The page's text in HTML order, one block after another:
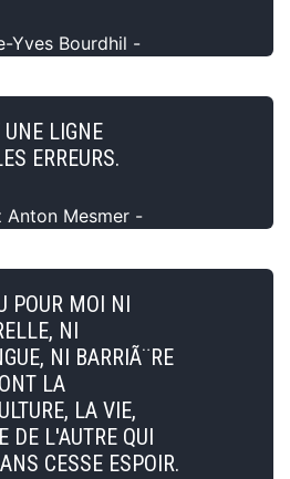
Yves Bourdhil -
LIGNE
ERREURS.
Anton Mesmer -
POUR MOI NI
NI
NI BARRIÃ¨RE
LA
LA VIE,
DE L'AUTRE QUI
CESSE ESPOIR.